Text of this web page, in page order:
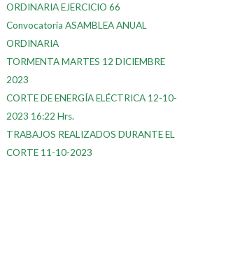
ORDINARIA EJERCICIO 66
Convocatoria ASAMBLEA ANUAL
ORDINARIA
TORMENTA MARTES 12 DICIEMBRE
2023
CORTE DE ENERGÍA ELÉCTRICA 12-10-
2023 16:22 Hrs.
TRABAJOS REALIZADOS DURANTE EL
CORTE 11-10-2023